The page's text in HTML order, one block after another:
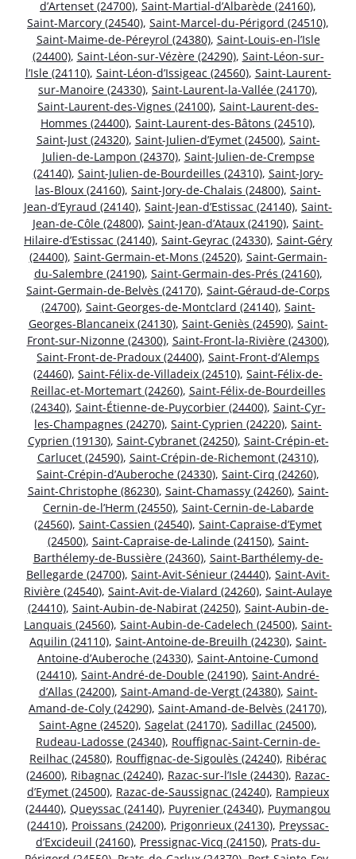
d’Artenset (24700), Saint-Martial-d’Albarède (24160),
Saint-Marcory (24540), Saint-Marcel-du-Périgord (24510),
Saint-Maime-de-Péreyrol (24380), Saint-Louis-en-l’Isle
(24400), Saint-Léon-sur-Vézère (24290), Saint-Léon-sur-
l’Isle (24110), Saint-Léon-d’Issigeac (24560), Saint-Laurent-
sur-Manoire (24330), Saint-Laurent-la-Vallée (24170),
Saint-Laurent-des-Vignes (24100), Saint-Laurent-des-
Hommes (24400), Saint-Laurent-des-Bâtons (24510),
Saint-Just (24320), Saint-Julien-d’Eymet (24500), Saint-
Julien-de-Lampon (24370), Saint-Julien-de-Crempse
(24140), Saint-Julien-de-Bourdeilles (24310), Saint-Jory-
las-Bloux (24160), Saint-Jory-de-Chalais (24800), Saint-
Jean-d’Eyraud (24140), Saint-Jean-d’Estissac (24140), Saint-
Jean-de-Côle (24800), Saint-Jean-d’Ataux (24190), Saint-
Hilaire-d’Estissac (24140), Saint-Geyrac (24330), Saint-Géry
(24400), Saint-Germain-et-Mons (24520), Saint-Germain-
du-Salembre (24190), Saint-Germain-des-Prés (24160),
Saint-Germain-de-Belvès (24170), Saint-Géraud-de-Corps
(24700), Saint-Georges-de-Montclard (24140), Saint-
Georges-Blancaneix (24130), Saint-Geniès (24590), Saint-
Front-sur-Nizonne (24300), Saint-Front-la-Rivière (24300),
Saint-Front-de-Pradoux (24400), Saint-Front-d’Alemps
(24460), Saint-Félix-de-Villadeix (24510), Saint-Félix-de-
Reillac-et-Mortemart (24260), Saint-Félix-de-Bourdeilles
(24340), Saint-Étienne-de-Puycorbier (24400), Saint-Cyr-
les-Champagnes (24270), Saint-Cyprien (24220), Saint-
Cyprien (19130), Saint-Cybranet (24250), Saint-Crépin-et-
Carlucet (24590), Saint-Crépin-de-Richemont (24310),
Saint-Crépin-d’Auberoche (24330), Saint-Cirq (24260),
Saint-Christophe (86230), Saint-Chamassy (24260), Saint-
Cernin-de-l’Herm (24550), Saint-Cernin-de-Labarde
(24560), Saint-Cassien (24540), Saint-Capraise-d’Eymet
(24500), Saint-Capraise-de-Lalinde (24150), Saint-
Barthélemy-de-Bussière (24360), Saint-Barthélemy-de-
Bellegarde (24700), Saint-Avit-Sénieur (24440), Saint-Avit-
Rivière (24540), Saint-Avit-de-Vialard (24260), Saint-Aulaye
(24410), Saint-Aubin-de-Nabirat (24250), Saint-Aubin-de-
Lanquais (24560), Saint-Aubin-de-Cadelech (24500), Saint-
Aquilin (24110), Saint-Antoine-de-Breuilh (24230), Saint-
Antoine-d’Auberoche (24330), Saint-Antoine-Cumond
(24410), Saint-André-de-Double (24190), Saint-André-
d’Allas (24200), Saint-Amand-de-Vergt (24380), Saint-
Amand-de-Coly (24290), Saint-Amand-de-Belvès (24170),
Saint-Agne (24520), Sagelat (24170), Sadillac (24500),
Rudeau-Ladosse (24340), Rouffignac-Saint-Cernin-de-
Reilhac (24580), Rouffignac-de-Sigoulès (24240), Ribérac
(24600), Ribagnac (24240), Razac-sur-l’Isle (24430), Razac-
d’Eymet (24500), Razac-de-Saussignac (24240), Rampieux
(24440), Queyssac (24140), Puyrenier (24340), Puymangou
(24410), Proissans (24200), Prigonrieux (24130), Preyssac-
d’Excideuil (24160), Pressignac-Vicq (24150), Prats-du-